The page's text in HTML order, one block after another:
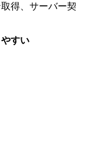
得、サーバー契
すい